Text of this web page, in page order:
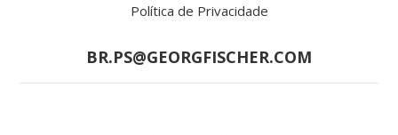
Política de Privacidade
BR.PS@GEORGFISCHER.COM